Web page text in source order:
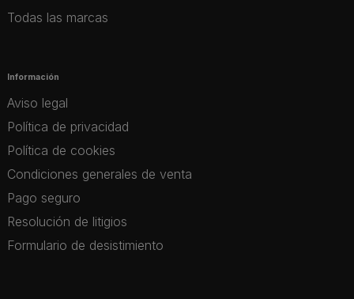
Todas las marcas
Información
Aviso legal
Política de privacidad
Política de cookies
Condiciones generales de venta
Pago seguro
Resolución de litigios
Formulario de desistimiento